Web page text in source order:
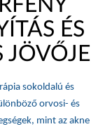
ÉS
JÖVŐJE
sokoldalú és
orvosi- és
mint az akne